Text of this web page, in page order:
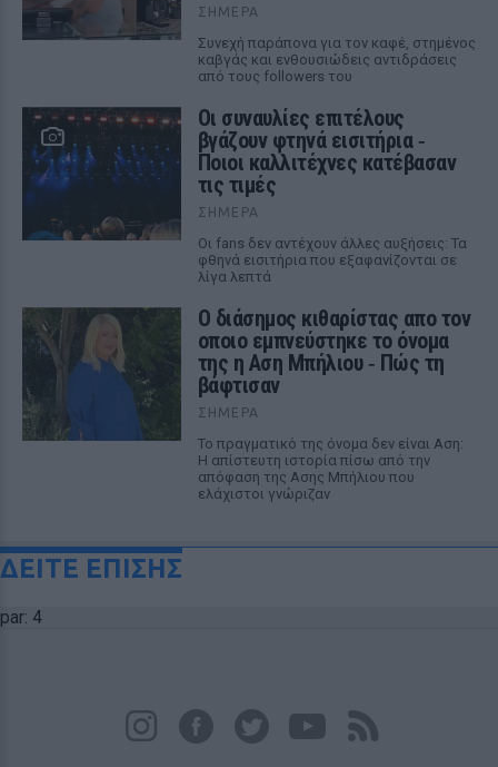
ΣΉΜΕΡΑ
Συνεχή παράπονα για τον καφέ, στημένος
καβγάς και ενθουσιώδεις αντιδράσεις
από τους followers του
Οι συναυλίες επιτέλους
βγάζουν φτηνά εισιτήρια ‑
Ποιοι καλλιτέχνες κατέβασαν
τις τιμές
ΣΉΜΕΡΑ
Οι fans δεν αντέχουν άλλες αυξήσεις: Τα
φθηνά εισιτήρια που εξαφανίζονται σε
λίγα λεπτά
Ο διάσημος κιθαρίστας απο τον
οποιο εμπνεύστηκε το όνομα
της η Αση Μπήλιου ‑ Πώς τη
βάφτισαν
ΣΉΜΕΡΑ
Το πραγματικό της όνομα δεν είναι Αση:
Η απίστευτη ιστορία πίσω από την
απόφαση της Ασης Μπήλιου που
ελάχιστοι γνώριζαν
ΔΕΙΤΕ ΕΠΙΣΗΣ
par: 4